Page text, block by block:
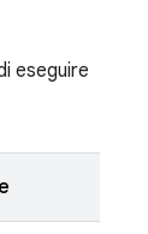
eseguire